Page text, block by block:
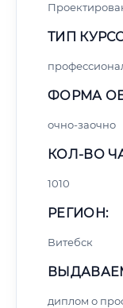
ТИП
ФОРМА
очно-заочно
КОЛ-ВО
1010
РЕГИОН:
Витебск
диплом о